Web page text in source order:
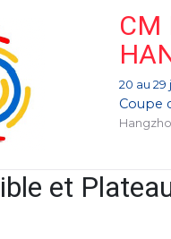
CM
20 au 29
Coupe
et